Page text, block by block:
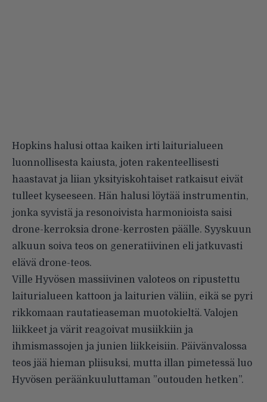
Hopkins halusi ottaa kaiken irti laiturialueen
luonnollisesta kaiusta, joten rakenteellisesti
haastavat ja liian yksityiskohtaiset ratkaisut eivät
tulleet kyseeseen. Hän halusi löytää instrumentin,
jonka syvistä ja resonoivista harmonioista saisi
drone-kerroksia drone-kerrosten päälle. Syyskuun
alkuun soiva teos on generatiivinen eli jatkuvasti
elävä drone-teos.
Ville Hyvösen massiivinen valoteos on ripustettu
laiturialueen kattoon ja laiturien väliin, eikä se pyri
rikkomaan rautatieaseman muotokieltä. Valojen
liikkeet ja värit reagoivat musiikkiin ja
ihmismassojen ja junien liikkeisiin. Päivänvalossa
teos jää hieman pliisuksi, mutta illan pimetessä luo
Hyvösen peräänkuuluttaman ”outouden hetken”.